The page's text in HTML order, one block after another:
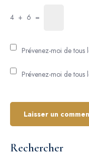
4 + 6 =
Prévenez-moi de tous
Prévenez-moi de tous
Rechercher